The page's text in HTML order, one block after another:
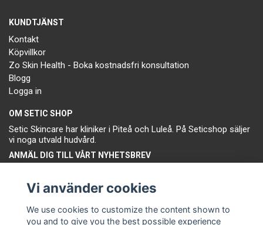
KUNDTJÄNST
Kontakt
Köpvillkor
Zo Skin Health - Boka kostnadsfri konsultation
Blogg
Logga in
OM SETIC SHOP
Setic Skincare har kliniker i Piteå och Luleå. På Seticshop säljer
vi noga utvald hudvård.
ANMÄL DIG TILL VÅRT NYHETSBREV
Vi använder cookies
We use cookies to customize the content shown to
you and to give you the best possible experience